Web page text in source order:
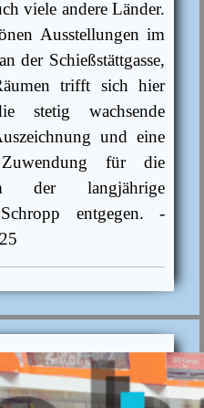
viele andere Länder.
Ausstellungen im
der Schießstättgasse,
trifft sich hier
stetig wachsende
und eine
für die
der langjährige
entgegen. -